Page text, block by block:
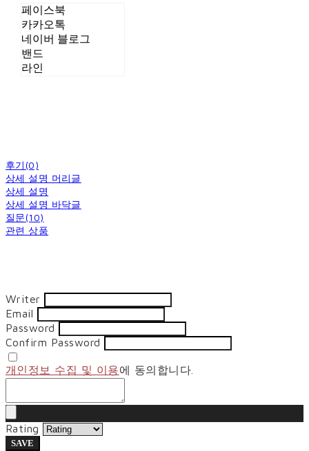
페이스북
카카오톡
네이버 블로그
밴드
라인
후기(0)
상세 설명 머리글
상세 설명
상세 설명 바닥글
질문(10)
관련 상품
Writer
Email
Password
Confirm Password
개인정보 수집 및 이용에 동의합니다.
Rating
SAVE